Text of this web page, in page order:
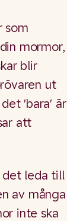
som
mormor,
blir
ut
'bara' är
att
det leda till
av många
inte ska